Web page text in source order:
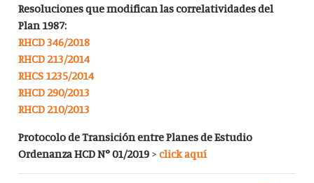
Resoluciones que modifican las correlatividades del
Plan 1987:
RHCD 346/2018
RHCD 213/2014
RHCS 1235/2014
RHCD 290/2013
RHCD 210/2013
Protocolo de Transición entre Planes de Estudio
Ordenanza HCD N° 01/2019 >click aquí